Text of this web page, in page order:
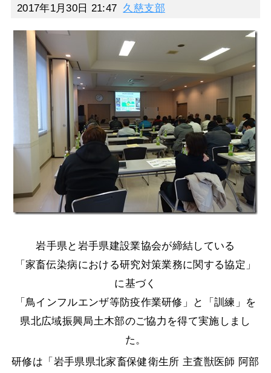
2017年1月30日 21:47 久慈支部
岩手県と岩手県建設業協会が締結している
「家畜伝染病における研究対策業務に関する協定」
に基づく
「鳥インフルエンザ等防疫作業研修」と「訓練」を
県北広域振興局土木部のご協力を得て実施しまし
た。
研修は「岩手県県北家畜保健衛生所 主査獣医師 阿部